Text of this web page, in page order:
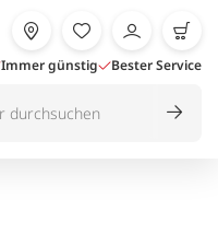
Immer günstig Bester Service